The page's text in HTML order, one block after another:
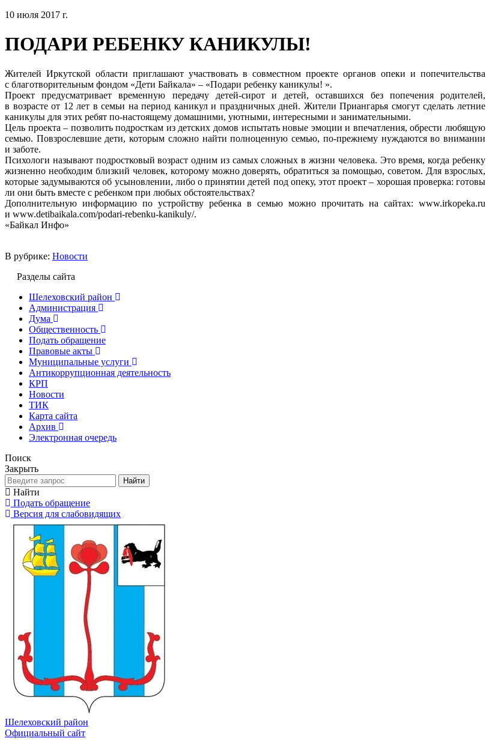
10 июля 2017 г.
ПОДАРИ РЕБЕНКУ КАНИКУЛЫ!
Жителей Иркутской области приглашают участвовать в совместном проекте органов опеки и попечительства
с благотворительным фондом «Дети Байкала» – «Подари ребенку каникулы! ».
Проект предусматривает временную передачу детей-сирот и детей, оставшихся без попечения родителей,
в возрасте от 12 лет в семьи на период каникул и праздничных дней. Жители Приангарья смогут сделать летние
каникулы для этих ребят по-настоящему домашними, уютными, интересными и занимательными.
Цель проекта – позволить подросткам из детских домов испытать новые эмоции и впечатления, обрести любящую
семью. Повзрослевшие дети, которым сложно найти полноценную семью, по-прежнему нуждаются во внимании
и заботе.
Психологи называют подростковый возраст одним из самых сложных в жизни человека. Это время, когда ребенку
жизненно необходим близкий человек, которому можно доверять, обратиться за помощью, советом. Для взрослых,
которые задумываются об усыновлении, либо о принятии детей под опеку, этот проект – хорошая проверка: готовы
ли они быть вместе с ребенком при любых обстоятельствах?
Дополнительную информацию по устройству ребенка в семью можно прочитать на сайтах: www.irkopeka.ru
и www.detibaikala.com/podari-rebenku-kanikuly/.
«Байкал Инфо»
В рубрике: Новости
Разделы сайта
Шелеховский район
Администрация
Дума
Общественность
Подать обращение
Правовые акты
Муниципальные услуги
Антикоррупционная деятельность
КРП
Новости
ТИК
Карта сайта
Архив
Электронная очередь
Поиск
Закрыть
Найти
Найти
Подать обращение
Версия для слабовидящих
Шелеховский район
Официальный сайт